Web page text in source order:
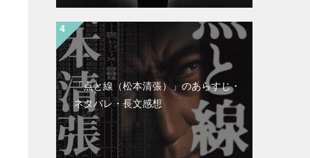
「点と線（松本清張）」のあらすじ・
ネタバレ・長文感想